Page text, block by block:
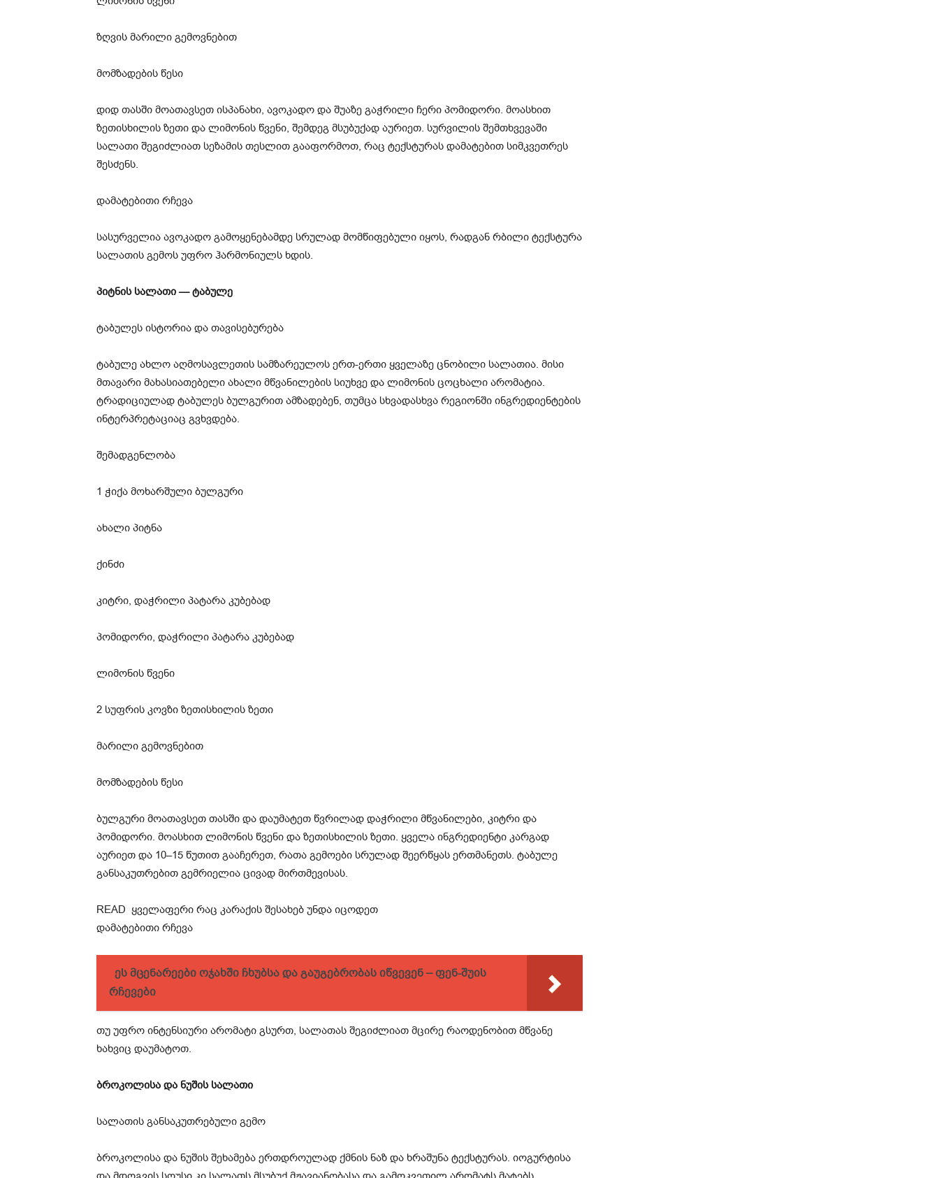
ზღვის მარილი გემოვნებით
მომზადების წესი
დიდ თასში მოათავსეთ ისპანახი, ავოკადო და შუაზე გაჭრილი ჩერი პომიდორი. მოასხით
ზეთისხილის ზეთი და ლიმონის წვენი, შემდეგ მსუბუქად აურიეთ. სურვილის შემთხვევაში
სალათი შეგიძლიათ სეზამის თესლით გააფორმოთ, რაც ტექსტურას დამატებით სიმკვეთრეს
შესძენს.
დამატებითი რჩევა
სასურველია ავოკადო გამოყენებამდე სრულად მომწიფებული იყოს, რადგან რბილი ტექსტურა
სალათის გემოს უფრო ჰარმონიულს ხდის.
პიტნის სალათი — ტაბულე
ტაბულეს ისტორია და თავისებურება
ტაბულე ახლო აღმოსავლეთის სამზარეულოს ერთ-ერთი ყველაზე ცნობილი სალათია. მისი
მთავარი მახასიათებელი ახალი მწვანილების სიუხვე და ლიმონის ცოცხალი არომატია.
ტრადიციულად ტაბულეს ბულგურით ამზადებენ, თუმცა სხვადასხვა რეგიონში ინგრედიენტების
ინტერპრეტაციაც გვხვდება.
შემადგენლობა
1 ჭიქა მოხარშული ბულგური
ახალი პიტნა
ქინძი
კიტრი, დაჭრილი პატარა კუბებად
პომიდორი, დაჭრილი პატარა კუბებად
ლიმონის წვენი
2 სუფრის კოვზი ზეთისხილის ზეთი
მარილი გემოვნებით
მომზადების წესი
ბულგური მოათავსეთ თასში და დაუმატეთ წვრილად დაჭრილი მწვანილები, კიტრი და
პომიდორი. მოასხით ლიმონის წვენი და ზეთისხილის ზეთი. ყველა ინგრედიენტი კარგად
აურიეთ და 10–15 წუთით გააჩერეთ, რათა გემოები სრულად შეერწყას ერთმანეთს. ტაბულე
განსაკუთრებით გემრიელია ცივად მირთმევისას.
READ ყველაფერი რაც კარაქის შესახებ უნდა იცოდეთ
დამატებითი რჩევა
ეს მცენარეები ოჯახში ჩხუბსა და გაუგებრობას იწვევენ – ფენ-შუის
რჩევები
თუ უფრო ინტენსიური არომატი გსურთ, სალათას შეგიძლიათ მცირე რაოდენობით მწვანე
ხახვიც დაუმატოთ.
ბროკოლისა და ნუშის სალათი
სალათის განსაკუთრებული გემო
ბროკოლისა და ნუშის შეხამება ერთდროულად ქმნის ნაზ და ხრაშუნა ტექსტურას. იოგურტისა